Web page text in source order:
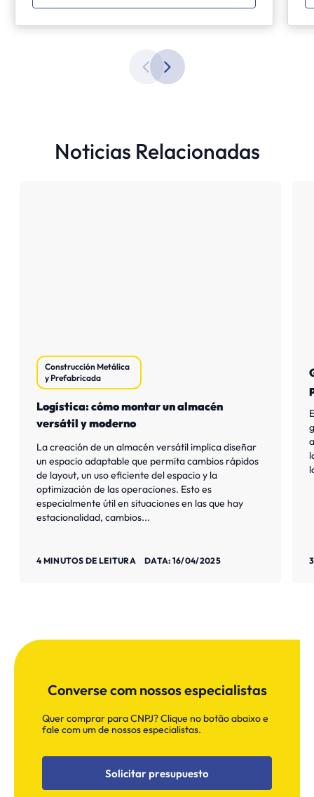
Noticias Relacionadas
Construcción Metálica
y Prefabricada
Logística: cómo montar un almacén
versátil y moderno
La creación de un almacén versátil implica diseñar
un espacio adaptable que permita cambios rápidos
de layout, un uso eficiente del espacio y la
optimización de las operaciones. Esto es
especialmente útil en situaciones en las que hay
estacionalidad, cambios...
4 MINUTOS DE LEITURA DATA: 16/04/2025
Converse com nossos especialistas
Quer comprar para CNPJ? Clique no botão abaixo e
fale com um de nossos especialistas.
Solicitar presupuesto